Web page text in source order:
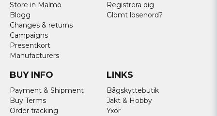
Store in Malmö
Blogg
Changes & returns
Campaigns
Presentkort
Manufacturers
Registrera dig
Glömt lösenord?
BUY INFO
Payment & Shipment
Buy Terms
Order tracking
LINKS
Bågskyttebutik
Jakt & Hobby
Yxor